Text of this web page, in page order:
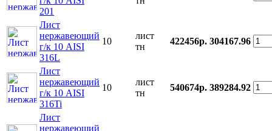
201
Лист
нержавеющий
г/к 10 AISI
316L
10
лист
тн
422456р. 304167.96
Лист
нержавеющий
г/к 10 AISI
316Ti
10
лист
тн
540674р. 389284.92
Лист
нержавеющий